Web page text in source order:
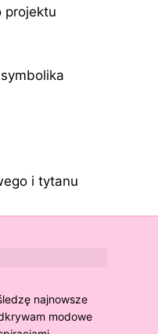
projektu
i tytanu
najnowsze
modowe